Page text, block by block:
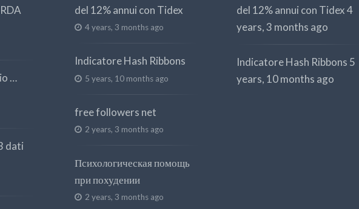
…
dati
del 12% annui con Tidex
4 years, 3 months ago
Indicatore Hash Ribbons
5 years, 10 months ago
free followers net
2 years, 3 months ago
Психологическая помощь
при похудении
2 years, 3 months ago
del 12% annui con Tidex4
years, 3 months ago
Indicatore Hash Ribbons 5
years, 10 months ago